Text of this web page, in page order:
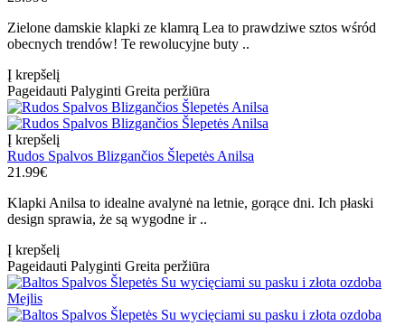
Zielone damskie klapki ze klamrą Lea to prawdziwe sztos wśród
obecnych trendów! Te rewolucyjne buty ..
Į krepšelį
Pageidauti Palyginti Greita peržiūra
Į krepšelį
Rudos Spalvos Blizgančios Šlepetės Anilsa
21.99€
Klapki Anilsa to idealne avalynė na letnie, gorące dni. Ich płaski
design sprawia, że są wygodne ir ..
Į krepšelį
Pageidauti Palyginti Greita peržiūra